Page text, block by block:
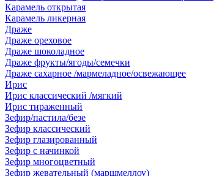
Карамель открытая
Карамель ликерная
Драже
Драже ореховое
Драже шоколадное
Драже фрукты/ягоды/семечки
Драже сахарное /мармеладное/освежающее
Ирис
Ирис классический /мягкий
Ирис тираженный
Зефир/пастила/безе
Зефир классический
Зефир глазированный
Зефир с начинкой
Зефир многоцветный
Зефир жевательный (маршмеллоу)